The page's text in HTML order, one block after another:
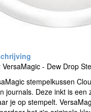
- Dew Drop
stempelkussen
journals. Deze inkt is
je op stempelt.